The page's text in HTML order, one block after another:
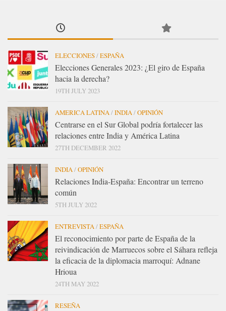
ELECCIONES/ESPAÑA
Elecciones Generales 2023: ¿El giro de España
hacia la derecha?
19TH JULY 2023
AMERICA LATINA/INDIA/OPINIÓN
Centrarse en el Sur Global podría fortalecer las
relaciones entre India y América Latina
27TH DECEMBER 2022
INDIA/OPINIÓN
Relaciones India-España: Encontrar un terreno
común
5TH JULY 2022
ENTREVISTA/ESPAÑA
El reconocimiento por parte de España de la
reivindicación de Marruecos sobre el Sáhara refleja
la eficacia de la diplomacia marroquí: Adnane
Hrioua
24TH MAY 2022
RESEÑA